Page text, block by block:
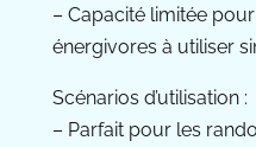
– Capacité limitée
énergivores à utiliser
Scénarios d’utilisation :
– Parfait pour les